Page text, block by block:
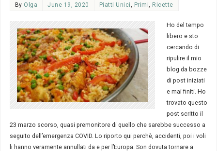
By Olga June 19, 2020 Piatti Unici, Primi, Ricette
Ho del tempo
libero e sto
cercando di
ripulire il mio
blog da bozze
di post iniziati
e mai finiti. Ho
trovato questo
post scritto il
23 marzo scorso, quasi premonitore di quello che sarebbe successo a
seguito dell’emergenza COVID. Lo riporto qui perchè, accidenti, poi i voli
li hanno veramente annullati da e per l’Europa. Son dovuta tornare a